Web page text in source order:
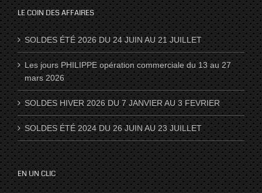
LE COIN DES AFFAIRES
SOLDES ÉTÉ 2026 DU 24 JUIN AU 21 JUILLET
Les jours PHILIPPE opération commerciale du 13 au 27
mars 2026
SOLDES HIVER 2026 DU 7 JANVIER AU 3 FEVRIER
SOLDES ÉTÉ 2024 DU 26 JUIN AU 23 JUILLET
EN UN CLIC